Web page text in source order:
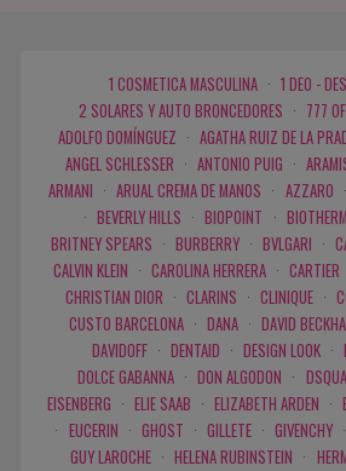
1 COSMETICA MASCULINA · 1 DEO -
2 SOLARES Y AUTO BRONCEDORES · 777
ADOLFO DOMÍNGUEZ · AGATHA RUIZ DE LA
ANGEL SCHLESSER · ANTONIO PUIG ·
ARMANI · ARUAL CREMA DE MANOS · AZZARO ·
· BEVERLY HILLS · BIOPOINT · BIOTHERM
BRITNEY SPEARS · BURBERRY · BVLGARI ·
CALVIN KLEIN · CAROLINA HERRERA · CARTIER
CHRISTIAN DIOR · CLARINS · CLINIQUE ·
CUSTO BARCELONA · DANA · DAVID
DAVIDOFF · DENTAID · DESIGN LOOK ·
DOLCE GABANNA · DON ALGODON ·
EISENBERG · ELIE SAAB · ELIZABETH ARDEN ·
· EUCERIN · GHOST · GILLETE · GIVENCHY ·
GUY LAROCHE · HELENA RUBINSTEIN ·